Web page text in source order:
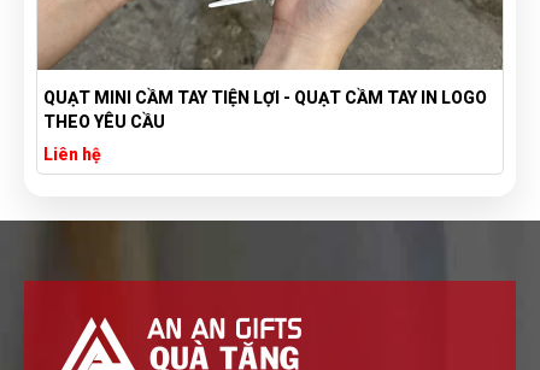
QUẠT MINI CẦM TAY TIỆN LỢI - QUẠT CẦM TAY IN LOGO
THEO YÊU CẦU
Liên hệ